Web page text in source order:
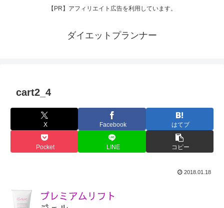
【PR】アフィリエイト広告を利用しています。
ダイエットプランナー
cart2_4
X Facebook はてブ
Pocket LINE コピー
2018.01.18